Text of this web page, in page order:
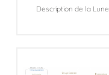
Description de la Lune